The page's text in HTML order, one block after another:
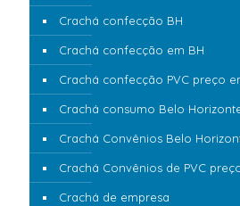
Crachá confecção BH
Crachá confecção em BH
Crachá confecção PVC preço
Crachá consumo Belo
Crachá Convênios Belo
Crachá Convênios de PVC
Crachá de empresa